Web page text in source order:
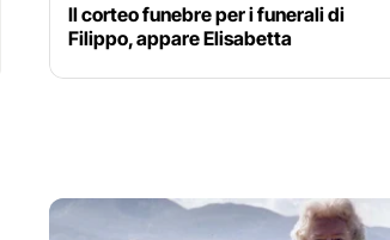
Il corteo funebre per i funerali di
Filippo, appare Elisabetta